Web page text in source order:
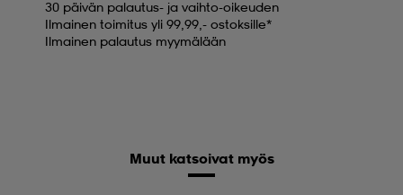
30 päivän palautus- ja vaihto-oikeuden
Ilmainen toimitus yli 99,99,- ostoksille*
Ilmainen palautus myymälään
Muut katsoivat myös